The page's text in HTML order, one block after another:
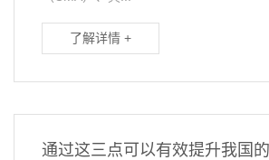
了解详情 +